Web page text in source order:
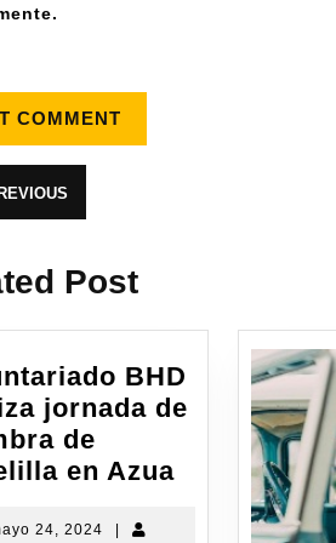
Post
BHD
jornada de
de
en Azua
24, 2024